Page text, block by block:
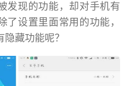
发现的功能，却对手机有
了设置里面常用的功能，
藏功能呢？